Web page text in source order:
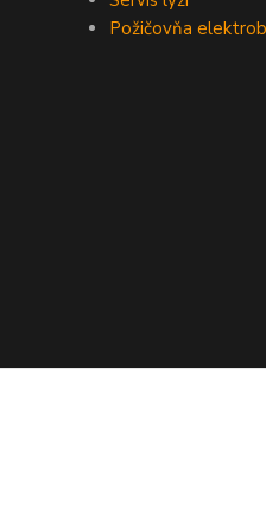
Požičovňa